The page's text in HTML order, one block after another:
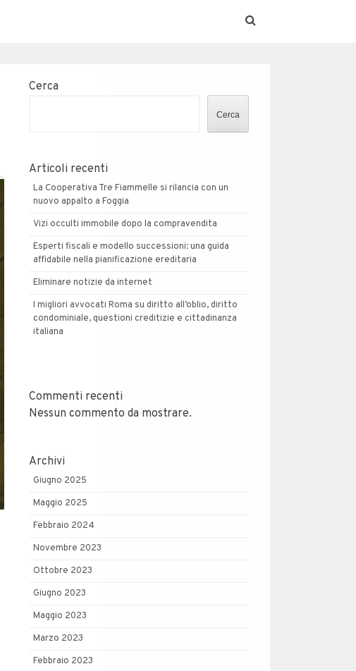
Cerca
Cerca
Articoli recenti
La Cooperativa Tre Fiammelle si rilancia con un
nuovo appalto a Foggia
Vizi occulti immobile dopo la compravendita
Esperti fiscali e modello successioni: una guida
affidabile nella pianificazione ereditaria
Eliminare notizie da internet
I migliori avvocati Roma su diritto all’oblio, diritto
condominiale, questioni creditizie e cittadinanza
italiana
Commenti recenti
Nessun commento da mostrare.
Archivi
Giugno 2025
Maggio 2025
Febbraio 2024
Novembre 2023
Ottobre 2023
Giugno 2023
Maggio 2023
Marzo 2023
Febbraio 2023